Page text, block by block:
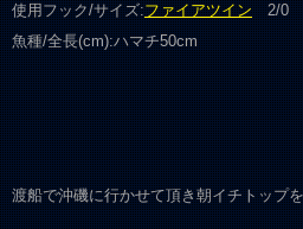
使用フック/サイズ:ファイアツイン2/0
魚種/全長(cm):ハマチ50cm
渡船で沖磯に行かせて頂き朝イチトップ